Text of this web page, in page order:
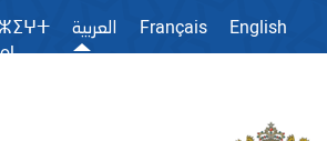
العربية Français
English